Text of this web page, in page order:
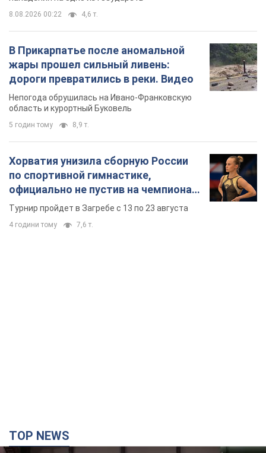
8.08.2026 00:22 4,6 т.
В Прикарпатье после аномальной
жары прошел сильный ливень:
дороги превратились в реки. Видео
Непогода обрушилась на Ивано-Франковскую
область и курортный Буковель
5 годин тому 8,9 т.
Хорватия унизила сборную России
по спортивной гимнастике,
официально не пустив на чемпионат
Европы основных спортсменов
Турнир пройдет в Загребе с 13 по 23 августа
4 години тому 7,6 т.
TOP NEWS